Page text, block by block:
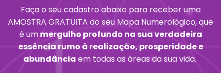
Faça o seu cadastro abaixo para receber uma
AMOSTRA GRATUITA do seu Mapa Numerológico, que
é ummergulho profundo na sua verdadeira
essência rumo à realização, prosperidade e
abundância em todas as áreas da sua vida.